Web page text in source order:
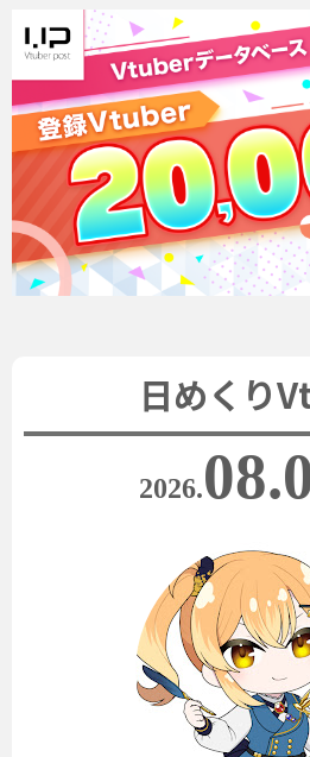
日めくり
2026.